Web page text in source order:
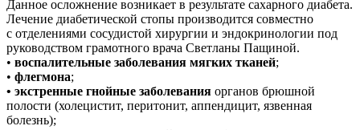
Данное осложнение возникает в результате сахарного диабета.
Лечение диабетической стопы производится совместно
с отделениями сосудистой хирургии и эндокринологии под
руководством грамотного врача Светланы Пащиной.
• воспалительные заболевания мягких тканей;
• флегмона;
• экстренные гнойные заболевания органов брюшной
полости (холецистит, перитонит, аппендицит, язвенная
болезнь);